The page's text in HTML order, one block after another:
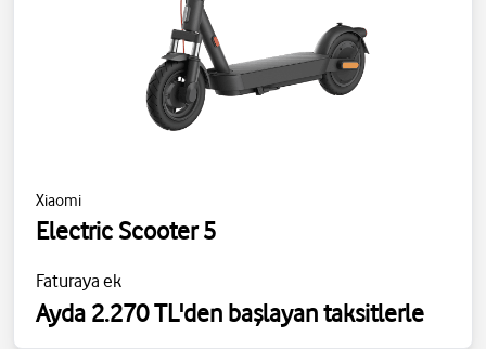
Xiaomi
Electric Scooter 5
Faturaya ek
Ayda 2.270 TL'den başlayan taksitlerle